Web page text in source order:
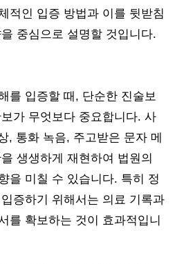
적인 입증 방법과 이를 뒷받침
중심으로 설명할 것입니다.
를 입증할 때, 단순한 진술보
가 무엇보다 중요합니다. 사
, 통화 녹음, 주고받은 문자 메
생생하게 재현하여 법원의
을 미칠 수 있습니다. 특히 정
증하기 위해서는 의료 기록과
를 확보하는 것이 효과적입니